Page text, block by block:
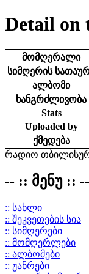
Detail on
მომღერალი
სიმღერის
ალბომი
ხანგრძლივობა
Stats
Uploaded by
ქმედება
რადიო
-- :: მენუ :: --
:: სახლი
:: შეკვეთების სია
:: სიმღერები
:: მომღერლები
:: ალბომები
:: ჟანრები